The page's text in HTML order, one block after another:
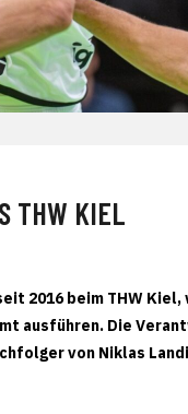
THW KIEL
2016 beim THW
ausführen. Die
von Niklas